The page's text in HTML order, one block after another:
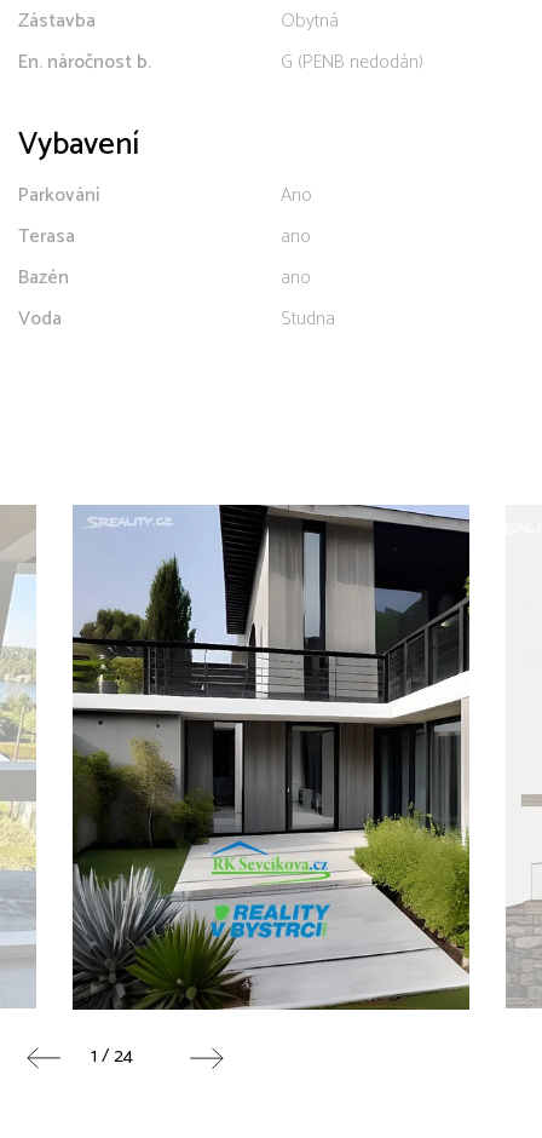
Zástavba
Obytná
En. náročnost b.
G (PENB nedodán)
Vybavení
Parkování
Ano
Terasa
ano
Bazén
ano
Voda
Studna
1 / 24